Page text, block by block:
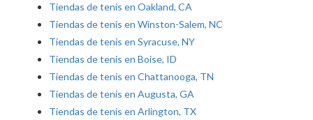
Tiendas de tenis en Oakland, CA
Tiendas de tenis en Winston-Salem, NC
Tiendas de tenis en Syracuse, NY
Tiendas de tenis en Boise, ID
Tiendas de tenis en Chattanooga, TN
Tiendas de tenis en Augusta, GA
Tiendas de tenis en Arlington, TX